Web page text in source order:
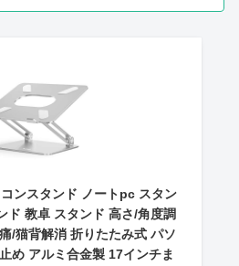
ンスタンド ノートpc スタン
ド 教卓 スタンド 高さ/角度調
/猫背解消 折りたたみ式 パソ
め アルミ合金製 17インチま